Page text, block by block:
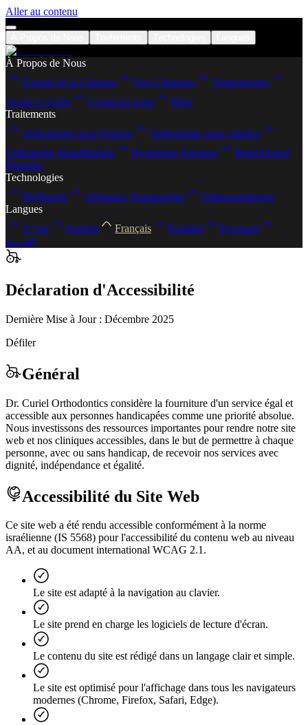
Aller au contenu
À Propos de Nous
Équipe de la Clinique
Nos Cliniques
Témoignages
Avant et Après
Contactez-nous
Blog
Traitements
Orthodontie pour Enfants
Orthodontie pour Adultes
Orthopédie Mandibulaire
Hygiéniste Dentaire
Blanchiment
Dentaire
Technologies
MyPearl®
Aligneurs Transparents
Orthomonitoring
Langues
עברית
English Français Español
Русский
العربية
Déclaration d'Accessibilité
Dernière Mise à Jour : Décembre 2025
Défiler
Général
Dr. Curiel Orthodontics considère la fourniture d'un service égal et
accessible aux personnes handicapées comme une priorité absolue.
Nous investissons des ressources importantes pour rendre notre site
web et nos cliniques accessibles, dans le but de permettre à chaque
personne, avec ou sans handicap, de recevoir nos services avec
dignité, indépendance et égalité.
Accessibilité du Site Web
Ce site web a été rendu accessible conformément à la norme
israélienne (IS 5568) pour l'accessibilité du contenu web au niveau
AA, et au document international WCAG 2.1.
Le site est adapté à la navigation au clavier.
Le site prend en charge les logiciels de lecture d'écran.
Le contenu du site est rédigé dans un langage clair et simple.
Le site est optimisé pour l'affichage dans tous les navigateurs
modernes (Chrome, Firefox, Safari, Edge).